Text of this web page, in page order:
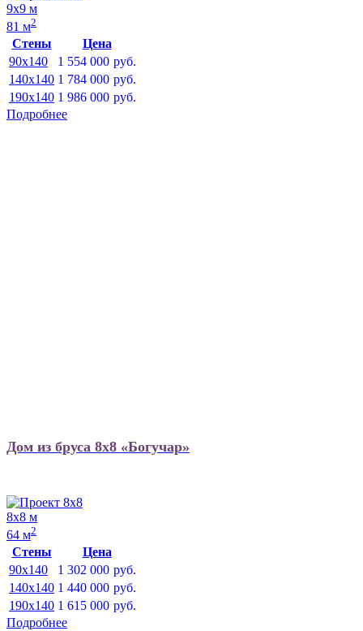
9х9 м
81 м2
Стены
Цена
90x140
1 554 000 руб.
140x140 1 784 000 руб.
190x140 1 986 000 руб.
Подробнее
Дом из бруса 8х8 «Богучар»
8х8 м
64 м2
Стены
Цена
90x140
1 302 000 руб.
140x140 1 440 000 руб.
190x140 1 615 000 руб.
Подробнее